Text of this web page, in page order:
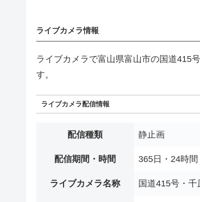
ライブカメラ情報
ライブカメラで富山県富山市の国道415
す。
ライブカメラ配信情報
配信種類 静止画
配信期間・時間 365日・24時間
ライブカメラ名称 国道415号・千